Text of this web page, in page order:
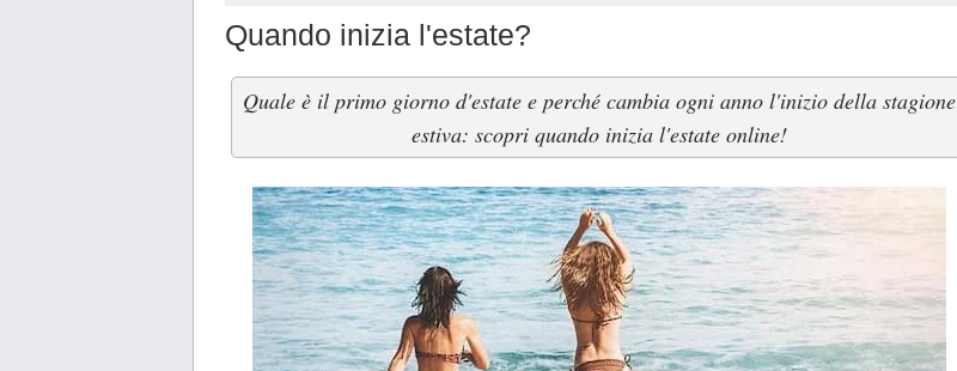
Quando inizia l'estate?
Quale è il primo giorno d'estate e perché cambia ogni anno l'inizio della stagione
estiva: scopri quando inizia l'estate online!